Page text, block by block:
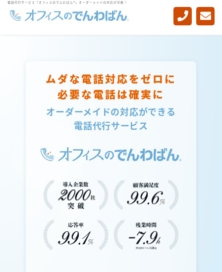
電話代行サービス「オフィスのでんわばん®」オーダーメイドの対応が可能！
-->
ムダな電話対応をゼロに
必要な電話は確実に
オーダーメイドの対応ができる
電話代行サービス